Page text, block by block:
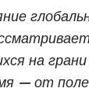
на
— от